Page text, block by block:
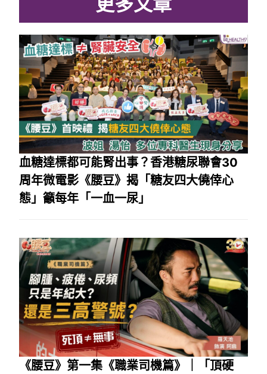
血糖達標都可能腎出事？香港糖尿聯會30
周年微電影《腰豆》揭「糖友四大僥倖心
態」籲每年「一血一尿」
《腰豆》第一集《職業司機篇》｜「頂硬